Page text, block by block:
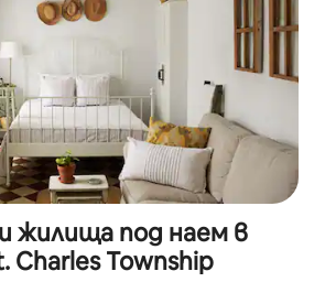
жилища под наем в
Charles Township